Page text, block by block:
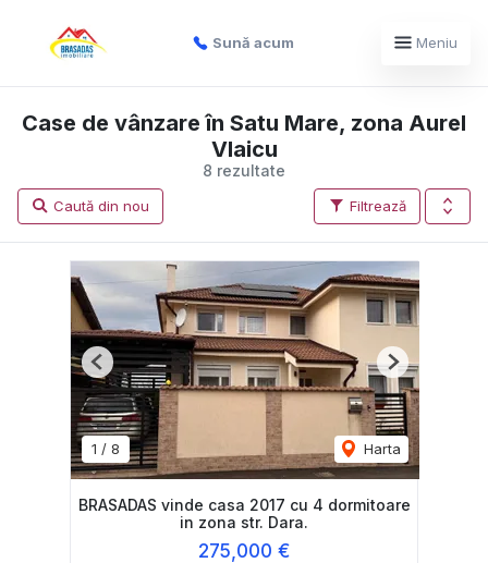
Sună acum Meniu
8 rezultate
Case de vânzare în Satu Mare, zona Aurel
Vlaicu
Filtrează
Caută din nou
1 / 8 Harta
Previous Next
BRASADAS vinde casa 2017 cu 4 dormitoare
in zona str. Dara.
275,000 €